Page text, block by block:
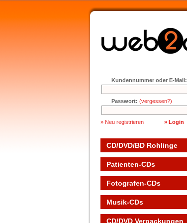
Kundennummer oder E-Mail:
Passwort: (vergessen?)
» Neu registrieren
CD/DVD/BD Rohlinge
Patienten-CDs
Fotografen-CDs
Musik-CDs
CD/DVD Verpackungen